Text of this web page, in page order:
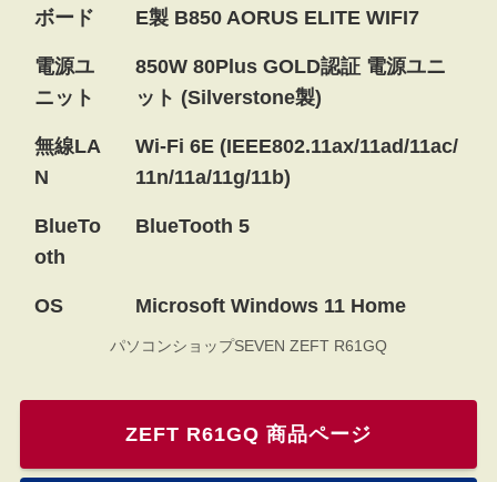
ボード
E製 B850 AORUS ELITE WIFI7
電源ユ
ニット
850W 80Plus GOLD認証 電源ユニ
ット (Silverstone製)
無線LA
N
Wi-Fi 6E (IEEE802.11ax/11ad/11ac/
11n/11a/11g/11b)
BlueTo
oth
BlueTooth 5
OS Microsoft Windows 11 Home
パソコンショップSEVEN ZEFT R61GQ
ZEFT R61GQ 商品ページ